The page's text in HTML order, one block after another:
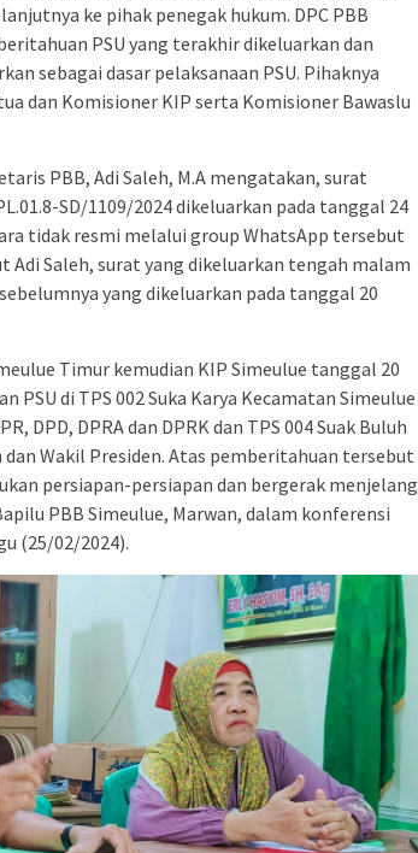
ke pihak penegak hukum. DPC PBB
PSU yang terakhir dikeluarkan dan
sebagai dasar pelaksanaan PSU. Pihaknya
dan Komisioner KIP serta Komisioner Bawaslu
PBB, Adi Saleh, M.A mengatakan, surat
SD/1109/2024 dikeluarkan pada tanggal 24
tidak resmi melalui group WhatsApp tersebut
Saleh, surat yang dikeluarkan tengah malam
yang dikeluarkan pada tanggal 20
Timur kemudian KIP Simeulue tanggal 20
PSU di TPS 002 Suka Karya Kecamatan Simeulue
DPD, DPRA dan DPRK dan TPS 004 Suak Buluh
dan Wakil Presiden. Atas pemberitahuan tersebut
persiapan-persiapan dan bergerak menjelang
PBB Simeulue, Marwan, dalam konferensi
(25/02/2024).